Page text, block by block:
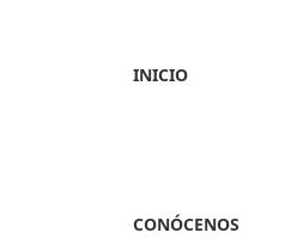
INICIO
CONÓCENOS